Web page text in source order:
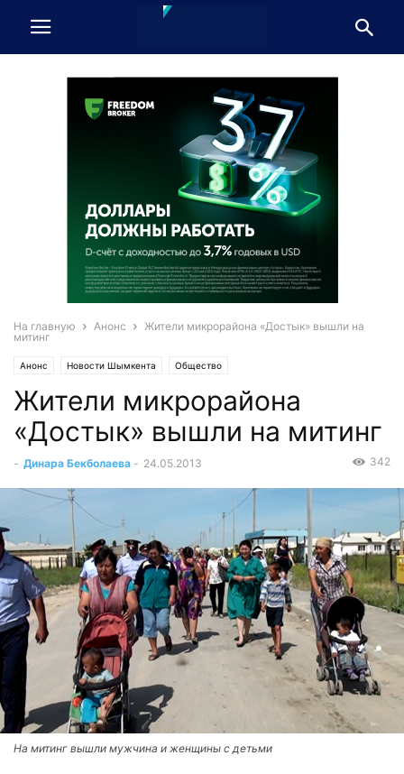
На главную Анонс
Жители микрорайона «Достык» вышли на
митинг
Анонс Новости Шымкента Общество
Жители микрорайона
«Достык» вышли на митинг
- Динара Бекболаева - 24.05.2013 342
На митинг вышли мужчина и женщины с детьми